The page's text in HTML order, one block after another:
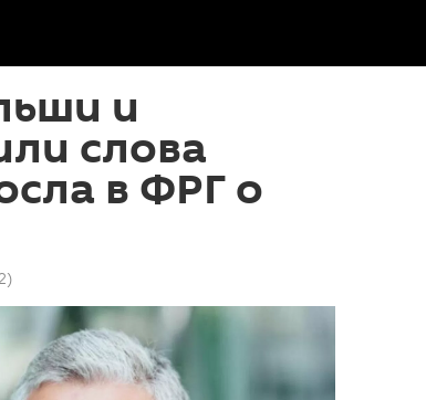
и
слова
в ФРГ о
)